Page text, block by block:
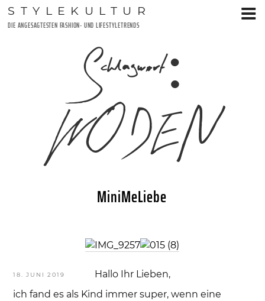
Zum
Inhalt
STYLEKULTUR
DIE ANGESAGTESTEN FASHION- UND LIFESTYLETRENDS
Schlagwort:
WODEN
VERÖFFENTLICHT
18. JUNI 2019
MiniMeLiebe
Hallo Ihr Lieben,
ich fand es als Kind immer super, wenn eine